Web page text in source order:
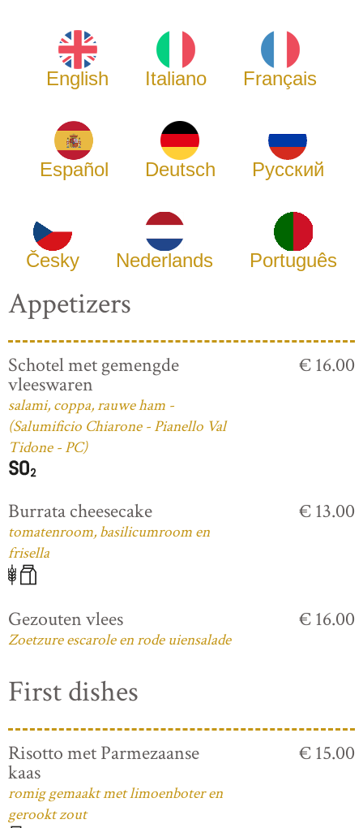
English Italiano Français
Español Deutsch Русский
Česky Nederlands Português
Appetizers
Schotel met gemengde
vleeswaren
salami, coppa, rauwe ham -
(Salumificio Chiarone - Pianello Val
Tidone - PC)
€ 16.00
Burrata cheesecake
tomatenroom, basilicumroom en
frisella
€ 13.00
Gezouten vlees
Zoetzure escarole en rode uiensalade
€ 16.00
First dishes
Risotto met Parmezaanse
kaas
romig gemaakt met limoenboter en
gerookt zout
€ 15.00